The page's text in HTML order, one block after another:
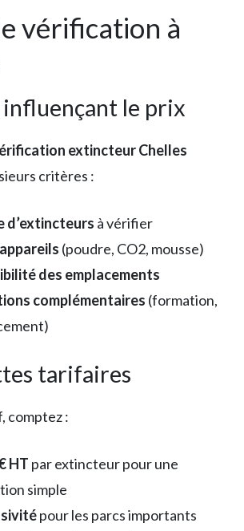
vérification à
le prix
extincteur Chelles
critères :
d’extincteurs à vérifier
(poudre, CO2, mousse)
des emplacements
complémentaires (formation,
tarifaires
comptez :
HT par extincteur pour une
simple
pour les parcs importants